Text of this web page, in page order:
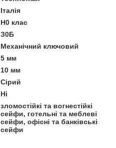
Італія
Н0 клас
З0Б
Механічний ключовий
5 мм
10 мм
Сірий
Ні
зломостійкі та вогнестійкі
сейфи, готельні та меблеві
сейфи, офісні та банківські
сейфи